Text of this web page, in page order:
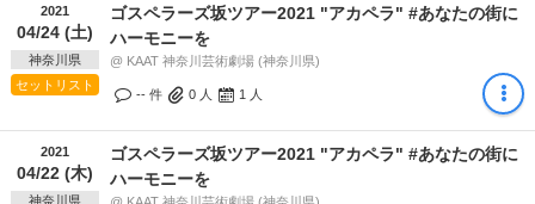
2021
04/24 (土)
神奈川県
セットリスト
ゴスペラーズ坂ツアー2021 "アカペラ" #あなたの街に
ハーモニーを
@ KAAT 神奈川芸術劇場 (神奈川県)
-- 件 0 人 1 人
2021
04/22 (木)
神奈川県
ゴスペラーズ坂ツアー2021 "アカペラ" #あなたの街に
ハーモニーを